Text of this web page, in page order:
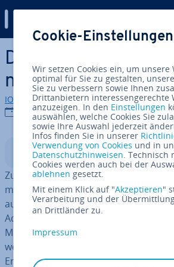
Zum Haupt­in­halt springen
Die besten
na­ti­ven im
IONOS Redaktion
07.04.2026
Auf Auf
In­halts­ver­zeich­nis
Zur Werbung in Such­ma­schi­nen
men auf Google Ads (früher Google
aus­ge­wo­ge­nen SEA-Mix sollten Sie
Ads-Al­ter­na­ti­ven in Betracht ziehen.
Meta Ads er­mög­li­chen gezielte
wer­ken, Online-Markt­plät­zen und
Ergänzend bieten Content-Discovery-
Cookie-Einstellungen
Wir setzen Cookies ein, um unsere
optimal für Sie zu gestalten,
Sie zu verbessern sowie Ihnen
Drittanbietern interessengerechte
anzuzeigen. In den Einstellungen
auswählen, welche Cookies Sie
sowie Ihre Auswahl jederzeit
Infos finden Sie in unserer
Verwendung von Cookies und in
Datenschutzhinweisen. Technisch
Cookies werden auch bei der
ablehnen gesetzt.
Mit einem Klick auf "Akzeptieren"
Verarbeitung und der
an Drittländer zu.
Impressum